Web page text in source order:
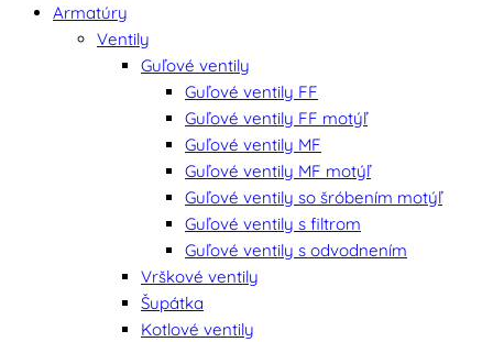
Armatúry
Ventily
Guľové ventily
Guľové ventily FF
Guľové ventily FF motýľ
Guľové ventily MF
Guľové ventily MF motýľ
Guľové ventily so šróbením motýľ
Guľové ventily s filtrom
Guľové ventily s odvodnením
Vrškové ventily
Šupátka
Kotlové ventily